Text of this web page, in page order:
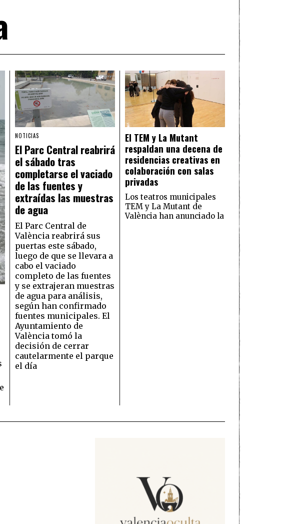
NOTICIAS
El Parc Central reabrirá
el sábado tras
completarse el vaciado
de las fuentes y
extraídas las muestras
de agua
El Parc Central de
València reabrirá sus
puertas este sábado,
luego de que se llevara a
cabo el vaciado
completo de las fuentes
y se extrajeran muestras
de agua para análisis,
según han confirmado
fuentes municipales. El
Ayuntamiento de
València tomó la
decisión de cerrar
cautelarmente el parque
el día
El TEM y La Mutant
respaldan una decena de
residencias creativas en
colaboración con salas
privadas
Los teatros municipales
TEM y La Mutant de
València han anunciado la